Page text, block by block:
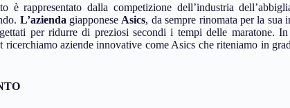
rappresentato dalla competizione dell’industria
L’azienda giapponese Asics, da sempre rinomata per la sua
per ridurre di preziosi secondi i tempi delle maratone.
aziende innovative come Asics che riteniamo in